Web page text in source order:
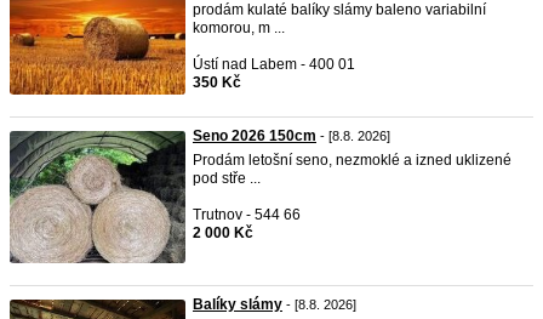
prodám kulaté balíky slámy baleno variabilní
komorou, m ...
Ústí nad Labem - 400 01
350 Kč
Seno 2026 150cm - [8.8. 2026]
Prodám letošní seno, nezmoklé a izned uklizené
pod stře ...
Trutnov - 544 66
2 000 Kč
Balíky slámy - [8.8. 2026]